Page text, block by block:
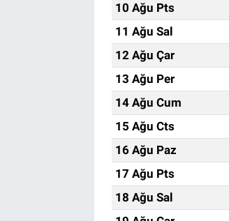
10 Ağu Pts
11 Ağu Sal
12 Ağu Çar
13 Ağu Per
14 Ağu Cum
15 Ağu Cts
16 Ağu Paz
17 Ağu Pts
18 Ağu Sal